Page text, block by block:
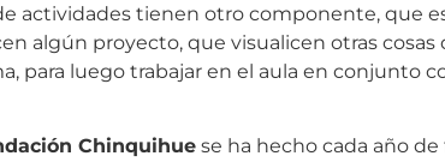
actividades tienen otro componente, que
algún proyecto, que visualicen otras
para luego trabajar en el aula en conjunto
Chinquihue se ha hecho cada año